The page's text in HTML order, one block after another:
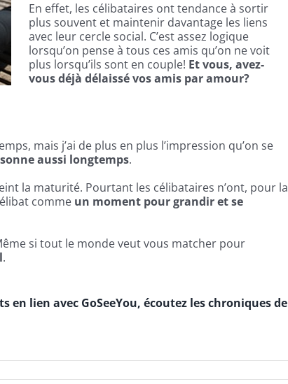
En effet, les célibataires ont tendance à sortir
plus souvent et maintenir davantage les liens
avec leur cercle social. C’est assez logique
lorsqu’on pense à tous ces amis qu’on ne voit
plus lorsqu’ils sont en couple! Et vous, avez-
vous déjà délaissé vos amis par amour?
mais j’ai de plus en plus l’impression qu’on se
aussi longtemps.
la maturité. Pourtant les célibataires n’ont, pour la
comme un moment pour grandir et se
si tout le monde veut vous matcher pour
.
lien avec GoSeeYou, écoutez les chroniques de